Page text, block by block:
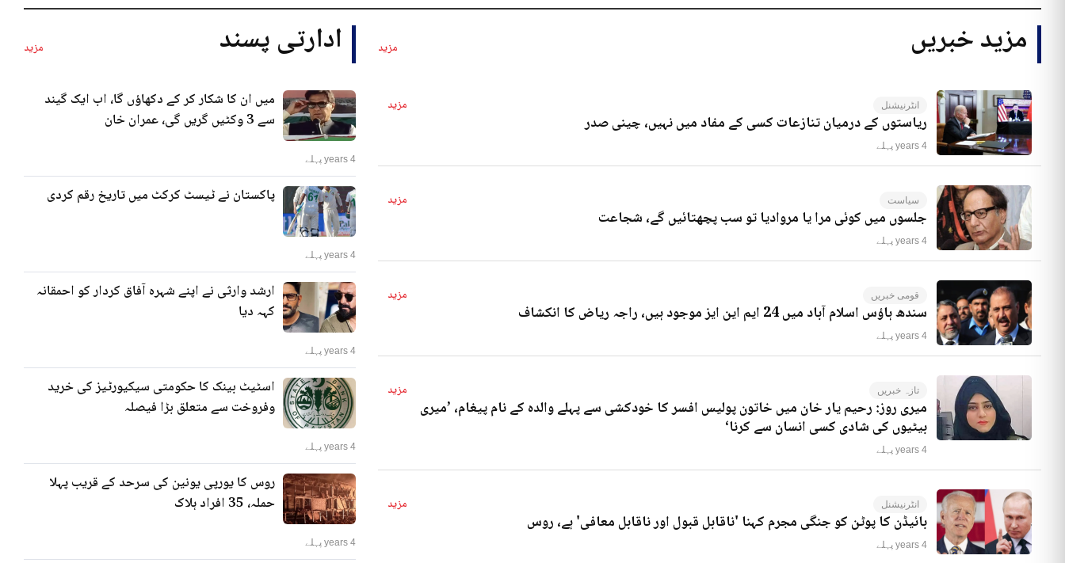
مزید خبریں مزید
انٹرنیشنل مزید
ریاستوں کے درمیان تنازعات کسی کے مفاد میں نہیں، چینی صدر
4 years پہلے
سیاست مزید
جلسوں میں کوئی مرا یا مروادیا تو سب پچھتائیں گے، شجاعت
4 years پہلے
قومی خبریں مزید
سندھ ہاؤس اسلام آباد میں 24 ایم این ایز موجود ہیں، راجہ ریاض کا انکشاف
4 years پہلے
تازہ خبریں مزید
میری روز: رحیم یار خان میں خاتون پولیس افسر کا خودکشی سے پہلے والدہ کے نام پیغام، ’میری
بیٹیوں کی شادی کسی انسان سے کرنا‘
4 years پہلے
انٹرنیشنل مزید
بائیڈن کا پوٹن کو جنگی مجرم کہنا 'ناقابل قبول اور ناقابل معافی' ہے، روس
4 years پہلے
ادارتی پسند مزید
میں ان کا شکار کر کے دکھاؤں گا، اب ایک گیند
سے 3 وکٹیں گریں گی، عمران خان
4 years پہلے
پاکستان نے ٹیسٹ کرکٹ میں تاریخ رقم کردی
4 years پہلے
ارشد وارثی نے اپنے شہرہ آفاق کردار کو احمقانہ
کہہ دیا
4 years پہلے
اسٹیٹ بینک کا حکومتی سیکیورٹیز کی خرید
وفروخت سے متعلق بڑا فیصلہ
4 years پہلے
روس کا یورپی یونین کی سرحد کے قریب پہلا
حملہ، 35 افراد ہلاک
4 years پہلے